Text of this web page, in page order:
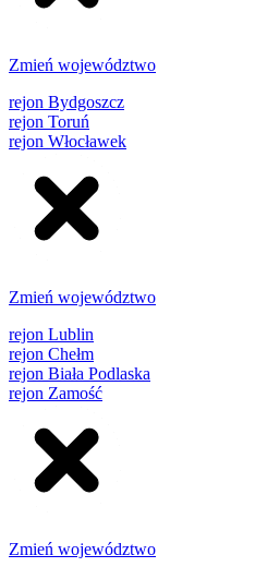
Zmień województwo
rejon Bydgoszcz
rejon Toruń
rejon Włocławek
Zmień województwo
rejon Lublin
rejon Chełm
rejon Biała Podlaska
rejon Zamość
Zmień województwo